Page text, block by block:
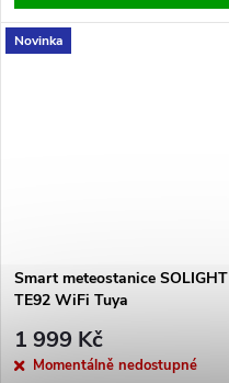
Novinka
Smart meteostanice SOLIGHT
TE92 WiFi Tuya
1 999 Kč
Momentálně nedostupné